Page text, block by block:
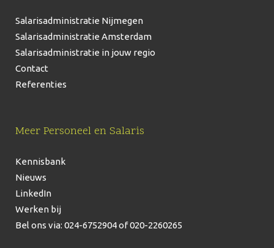
Salarisadministratie Nijmegen
Salarisadministratie Amsterdam
Salarisadministratie in jouw regio
Contact
Referenties
Meer Personeel en Salaris
Kennisbank
Nieuws
LinkedIn
Werken bij
Bel ons via: 024-6752904of 020-2260265